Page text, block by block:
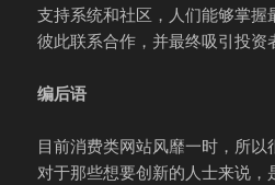
支持系统和社区，人们能够掌握
彼此联系合作，并最终吸引投资
编后语
目前消费类网站风靡一时，所以
对于那些想要创新的人士来说